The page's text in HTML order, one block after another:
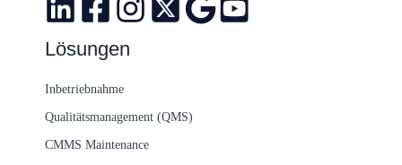
Lösungen
Inbetriebnahme
Qualitätsmanagement (QMS)
CMMS Maintenance